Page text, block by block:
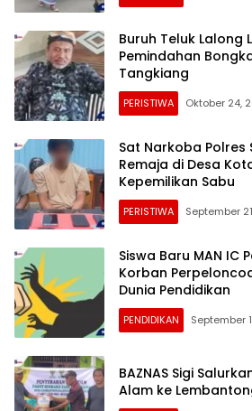
Buruh Teluk Lalong
Pemindahan
Tangkiang
PERISTIWA Oktober 24,
Sat Narkoba Polres
Remaja di Desa
Kepemilikan Sabu
PERISTIWA September
Siswa Baru MAN IC
Korban
Dunia Pendidikan
PENDIDIKAN September
BAZNAS Sigi
Alam ke